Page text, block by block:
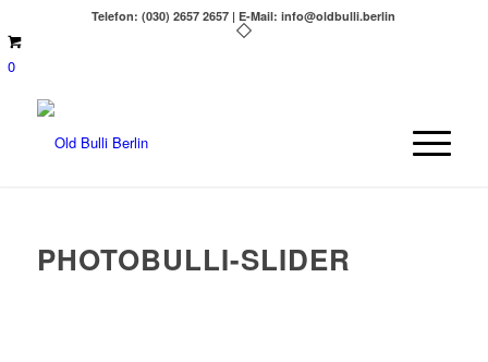
Telefon: (030) 2657 2657 | E-Mail: info@oldbulli.berlin
0
PHOTOBULLI-SLIDER